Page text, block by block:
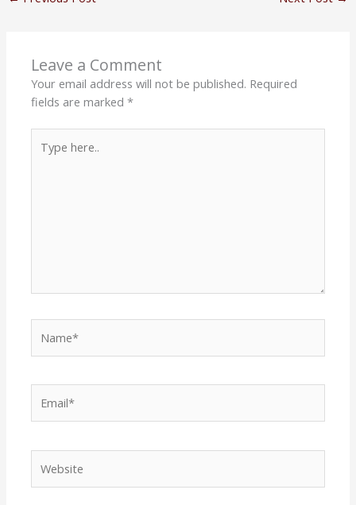
Leave a Comment
Your email address will not be published. Required
fields are marked*
here..